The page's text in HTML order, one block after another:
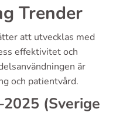
Trender
att utvecklas med
effektivitet och
är
och patientvård.
(Sverige